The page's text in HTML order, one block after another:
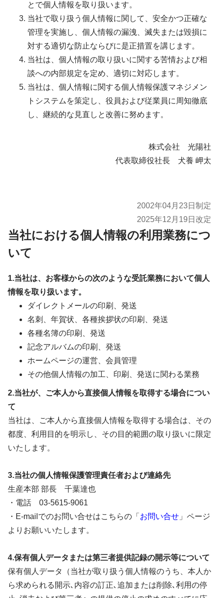
とで個人情報を取り扱います。
当社で取り扱う個人情報に関して、安全かつ正確な
管理を実施し、個人情報の漏洩、滅失または毀損に
対する適切な防止ならびに是正措置を講じます。
当社は、個人情報の取り扱いに関する苦情および相
談への内部規定を定め、適切に対応します。
当社は、個人情報に関する個人情報保護マネジメン
トシステムを策定し、役員および従業員に周知徹底
し、継続的な見直しと改善に努めます。
株式会社 光陽社
代表取締役社長 犬養 岬太
2002年04月23日制定
2025年12月19日改定
当社における個人情報の利用業務につ
いて
1.当社は、お客様からの次のような受託業務において個人
情報を取り扱います。
ダイレクトメールの印刷、発送
名刺、年賀状、各種挨拶状の印刷、発送
各種名簿の印刷、発送
記念アルバムの印刷、発送
ホームページの運営、会員管理
その他個人情報の加工、印刷、発送に関わる業務
2.当社が、ご本人から直接個人情報を取得する場合につい
て
当社は、ご本人から直接個人情報を取得する場合は、その
都度、利用目的を明示し、その目的範囲の取り扱いに限定
いたします。
3.当社の個人情報保護管理責任者および連絡先
生産本部 部長 千葉達也
・電話 03-5615-9061
・E-mailでのお問い合せはこちらの「 お問い合せ 」ページ
よりお願いいたします。
4.保有個人データまたは第三者提供記録の開示等について
保有個人データ（当社が取り扱う個人情報のうち、本人か
ら求められる開示､内容の訂正､追加または削除､利用の停